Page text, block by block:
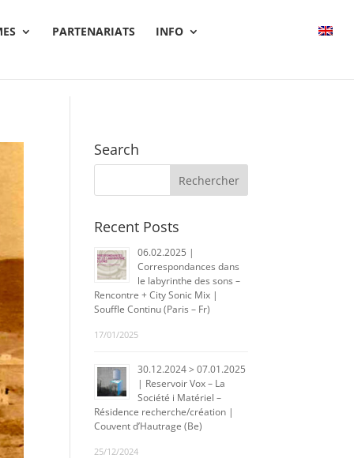
PARTENARIATS INFO
Search
Recent Posts
06.02.2025 |
Correspondances dans
le labyrinthe des sons –
Rencontre + City Sonic Mix |
Souffle Continu (Paris – Fr)
17/01/2025
30.12.2024 > 07.01.2025
| Reservoir Vox – La
Société i Matériel –
Résidence recherche/création |
Couvent d’Hautrage (Be)
25/12/2024